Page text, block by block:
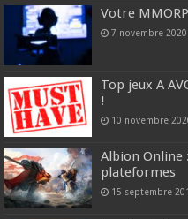
Votre
7 novembre 2020
Top jeux A
!
10 novembre
Albion
plateformes
15 septembre